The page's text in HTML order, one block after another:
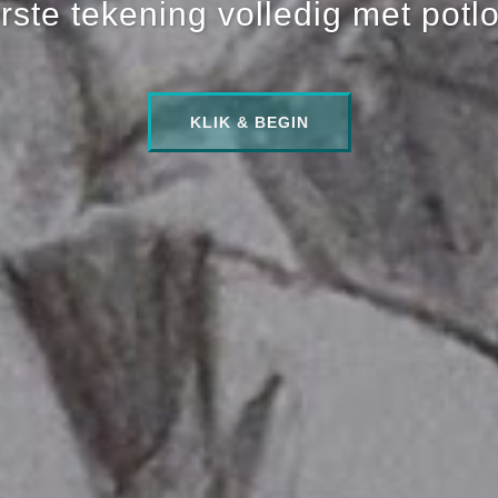
tekening volledig met
KLIK & BEGIN
KLIK & BEGIN